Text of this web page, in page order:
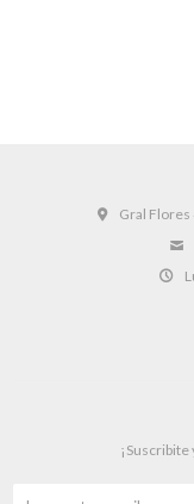
Gral Flores